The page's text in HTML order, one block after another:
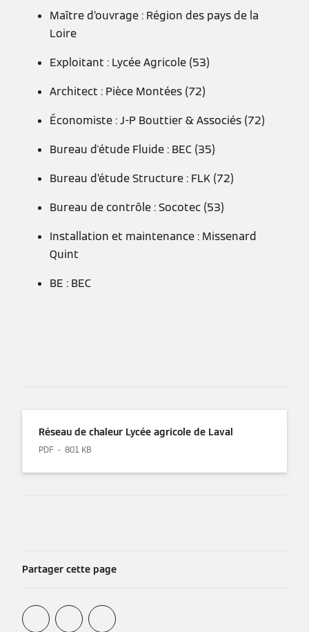
Maître d’ouvrage : Région des pays de la
Loire
Exploitant : Lycée Agricole (53)
Architect : Pièce Montées (72)
Économiste : J-P Bouttier & Associés (72)
Bureau d'étude Fluide : BEC (35)
Bureau d’étude Structure : FLK (72)
Bureau de contrôle : Socotec (53)
Installation et maintenance : Missenard
Quint
BE : BEC
Réseau de chaleur Lycée agricole de Laval
PDF 801 KB
Partager cette page